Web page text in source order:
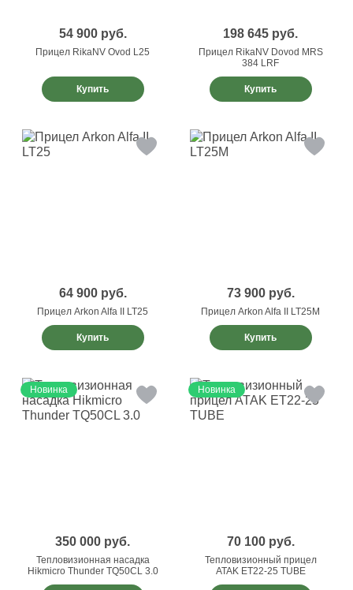
54 900 руб.
Прицел RikaNV Ovod L25
Купить
198 645 руб.
Прицел RikaNV Dovod MRS
384 LRF
Купить
64 900 руб.
Прицел Arkon Alfa II LT25
Купить
73 900 руб.
Прицел Arkon Alfa II LT25M
Купить
Новинка
350 000 руб.
Тепловизионная насадка
Hikmicro Thunder TQ50CL 3.0
Новинка
70 100 руб.
Тепловизионный прицел
ATAK ET22-25 TUBE